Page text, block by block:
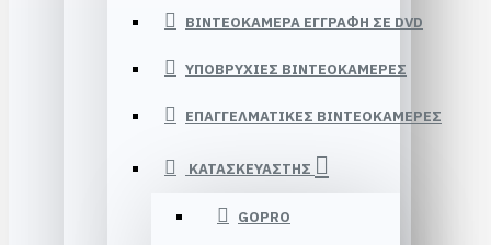
ΒΙΝΤΕΟΚΑΜΕΡΑ ΕΓΓΡΑΦΗ ΣΕ DVD
ΥΠΟΒΡΥΧΙΕΣ ΒΙΝΤΕΟΚΑΜΕΡΕΣ
ΕΠΑΓΓΕΛΜΑΤΙΚΕΣ ΒΙΝΤΕΟΚΑΜΕΡΕΣ
ΚΑΤΑΣΚΕΥΑΣΤΗΣ
GOPRO